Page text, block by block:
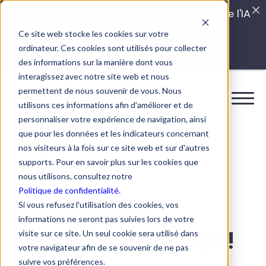
Ce site web stocke les cookies sur votre
ordinateur. Ces cookies sont utilisés pour collecter
des informations sur la manière dont vous
interagissez avec notre site web et nous
permettent de nous souvenir de vous. Nous
utilisons ces informations afin d'améliorer et de
personnaliser votre expérience de navigation, ainsi
que pour les données et les indicateurs concernant
nos visiteurs à la fois sur ce site web et sur d'autres
supports. Pour en savoir plus sur les cookies que
nous utilisons, consultez notre
Politique de confidentialité.
Si vous refusez l'utilisation des cookies, vos
informations ne seront pas suivies lors de votre
visite sur ce site. Un seul cookie sera utilisé dans
votre navigateur afin de se souvenir de ne pas
suivre vos préférences.
QUIZ
Discover your
communication style!
Quels sont les véritables impacts cachés de l'IA
dans vos équipes?
LISEZ LE GUIDE INTERDIT